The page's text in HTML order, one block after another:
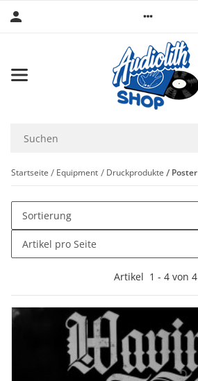
Startseite Equipment Druckprodukte Poster
Sortierung
Artikel pro Seite
Artikel 1 - 4 von 4